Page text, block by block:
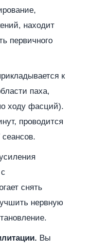
находит
первичного
к
паха,
ходу фасций).
проводится
снять
нервную
Вы